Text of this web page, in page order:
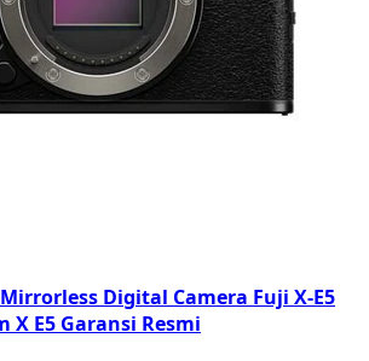
Digital Camera Fuji X-E5
X E5 Garansi Resmi